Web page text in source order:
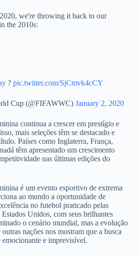
we're throwing it back to our
the 2010s:
? pic.twitter.com/SjCmvk4cCY
Cup (@FIFAWWC) January 2, 2020
continua a crescer em prestígio e
mais seleções têm se destacado e
Países como Inglaterra, França,
têm apresentado um crescimento
nas últimas edições do
é um evento esportivo de extrema
ao mundo a oportunidade de
no futebol praticado pelas
Unidos, com seus brilhantes
o cenário mundial, mas a evolução
nações nos mostram que a busca
emocionante e imprevisível.